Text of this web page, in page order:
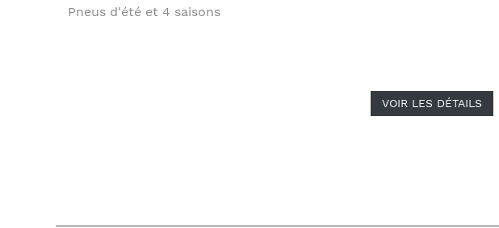
Pneus d'été et 4 saisons
VOIR LES DÉTAILS